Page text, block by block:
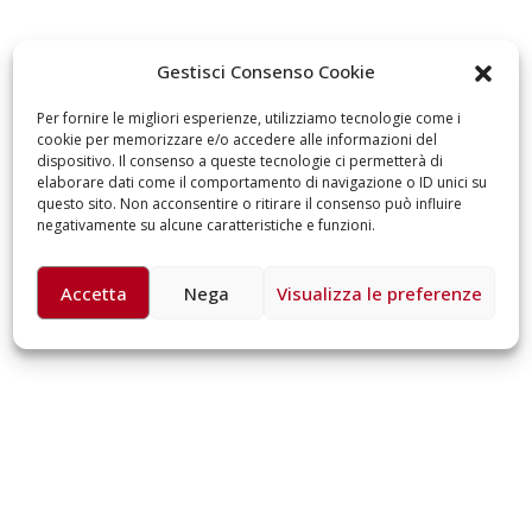
Gestisci Consenso Cookie
Per fornire le migliori esperienze, utilizziamo tecnologie come i
cookie per memorizzare e/o accedere alle informazioni del
dispositivo. Il consenso a queste tecnologie ci permetterà di
elaborare dati come il comportamento di navigazione o ID unici su
questo sito. Non acconsentire o ritirare il consenso può influire
negativamente su alcune caratteristiche e funzioni.
Accetta Nega Visualizza le preferenze
dintorni” per festeggiare i 15
Giugno 15, 2026
18 e 19 dicembre 2026 –
Doppio gospel benefico per
sostenere Opera Cardinal
15, 2026
3 giugno 2026 – Al
inaugurale di UniON
Orchestra Nazionale
Universitaria
Maggio 13, 2026
Aprile 1, 2026